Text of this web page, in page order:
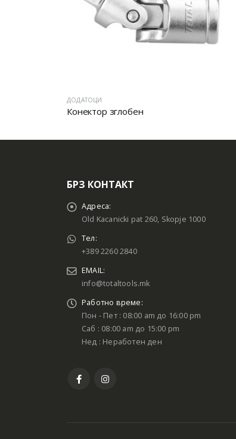
ДОДАТОЦИ
Конектор зглобен
БРЗ КОНТАКТ
Адреса:
Old Kacanicki pat 260, Skopje 1000
Тел:
+389 2260 2840
EMAIL:
info@totaltools.mk
Работно време:
Пон - Пет : 08:00 am до 16:00 pm
Саб : 08:00 am до 15:00 pm
Нед : Неработен ден